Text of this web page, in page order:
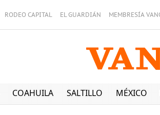
RODEO CAPITAL EL GUARDIÁN MEMBRESÍA
COAHUILA SALTILLO MÉXICO